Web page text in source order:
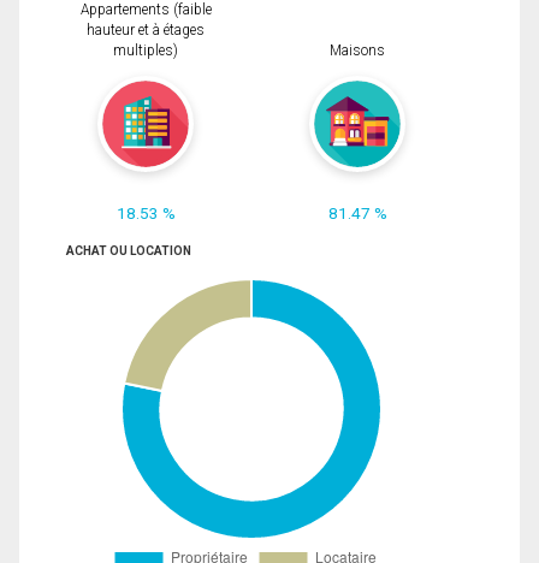
Appartements (faible
hauteur et à étages
multiples)
18.53 %
Maisons
81.47 %
ACHAT OU LOCATION